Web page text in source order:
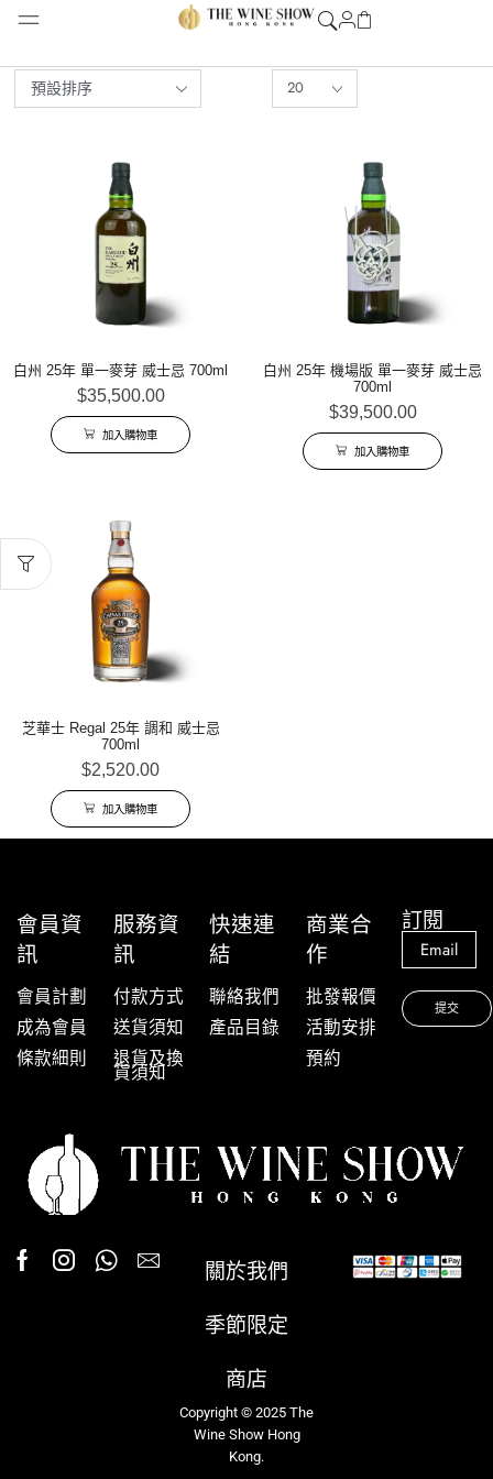
白州 25年 單一麥芽 威士忌 700ml
$35,500.00
加入購物車
白州 25年 機場版 單一麥芽 威士忌
700ml
$39,500.00
加入購物車
芝華士 Regal 25年 調和 威士忌
700ml
$2,520.00
加入購物車
會員資
訊
會員計劃
成為會員
條款細則
服務資
訊
付款方式
送貨須知
退貨及換
貨須知
快速連
結
聯絡我們
產品目錄
商業合
作
批發報價
活動安排
預約
訂閱
關於我們
季節限定
商店
Copyright © 2025 The
Wine Show Hong
Kong.